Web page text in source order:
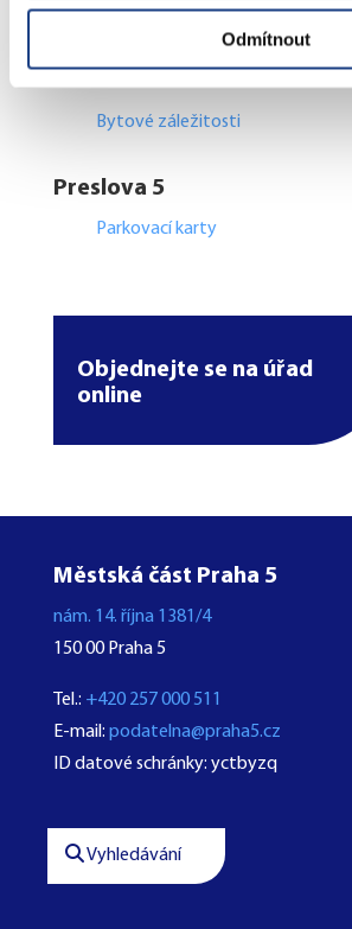
Odmítnout
Štefánikova 17
Bytové záležitosti
Preslova 5
Parkovací karty
Objednejte se na úřad
online
Městská část Praha 5
nám. 14. října 1381/4
150 00 Praha 5
Tel.: +420 257 000 511
E-mail: podatelna@praha5.cz
ID datové schránky: yctbyzq
Vyhledávání